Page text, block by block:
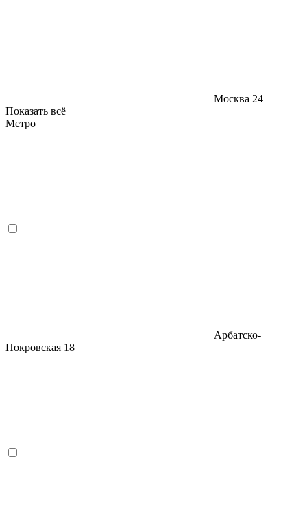
Москва 24
Показать всё
Метро
Арбатско-
Покровская 18